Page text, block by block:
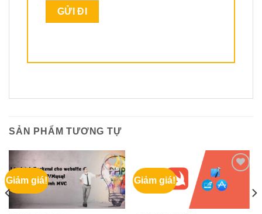
SẢN PHẨM TƯƠNG TỰ
Giảm giá! Giảm giá!